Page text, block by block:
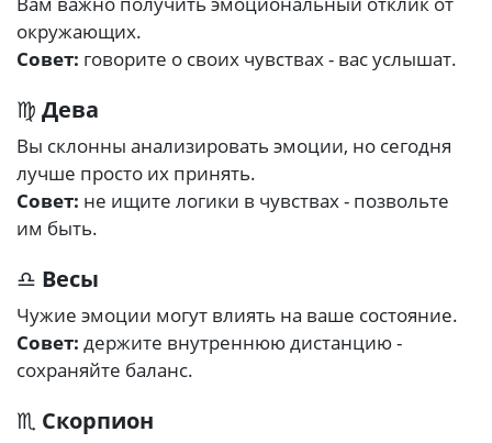
окружающих.
Совет: говорите о своих чувствах - вас услышат.
♍ Дева
Вы склонны анализировать эмоции, но сегодня
лучше просто их принять.
Совет: не ищите логики в чувствах - позвольте
им быть.
♎ Весы
Чужие эмоции могут влиять на ваше состояние.
Совет: держите внутреннюю дистанцию -
сохраняйте баланс.
♏ Скорпион